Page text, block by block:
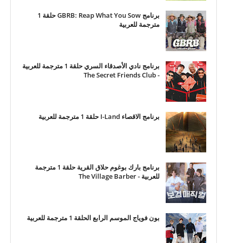
برنامج GBRB: Reap What You Sow حلقة 1
مترجمة للعربية
برنامج نادي الأصدقاء السري حلقة 1 مترجمة للعربية
- The Secret Friends Club
برنامج الاقصاء I-Land حلقة 1 مترجمة للعربية
برنامج بارك بوغوم حلاق القرية حلقة 1 مترجمة
للعربية - The Village Barber
بون فوياج الموسم الرابع الحلقة 1 مترجمة للعربية